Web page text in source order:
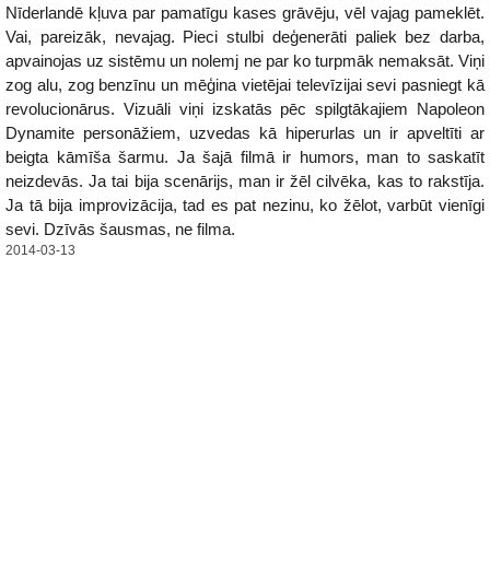
Nīderlandē kļuva par pamatīgu kases grāvēju, vēl vajag pameklēt.
Vai, pareizāk, nevajag. Pieci stulbi deģenerāti paliek bez darba,
apvainojas uz sistēmu un nolemj ne par ko turpmāk nemaksāt. Viņi
zog alu, zog benzīnu un mēģina vietējai televīzijai sevi pasniegt kā
revolucionārus. Vizuāli viņi izskatās pēc spilgtākajiem Napoleon
Dynamite personāžiem, uzvedas kā hiperurlas un ir apveltīti ar
beigta kāmīša šarmu. Ja šajā filmā ir humors, man to saskatīt
neizdevās. Ja tai bija scenārijs, man ir žēl cilvēka, kas to rakstīja.
Ja tā bija improvizācija, tad es pat nezinu, ko žēlot, varbūt vienīgi
sevi. Dzīvās šausmas, ne filma.
2014-03-13